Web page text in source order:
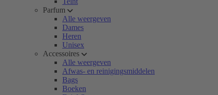
Parfum
Alle weergeven
Dames
Heren
Unisex
Accessoires
Alle weergeven
Afwas- en reinigingsmiddelen
Bags
Boeken